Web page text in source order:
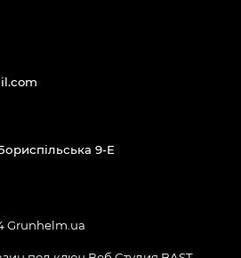
9-Е
Grunhelm.ua